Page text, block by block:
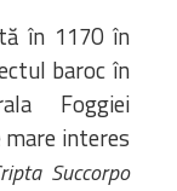
în 1170 în
baroc în
Foggiei
interes
Succorpo